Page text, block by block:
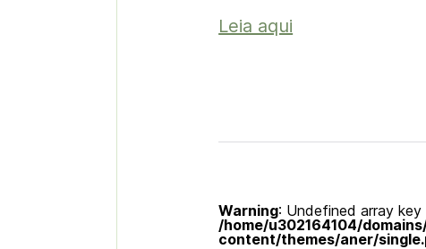
Leia aqui
Warning: Undefined array key
/home/u302164104/
content/themes/aner/